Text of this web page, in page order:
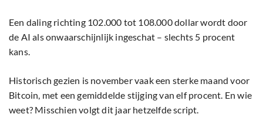
Een daling richting 102.000 tot 108.000 dollar wordt door
de AI als onwaarschijnlijk ingeschat – slechts 5 procent
kans.
Historisch gezien is november vaak een sterke maand voor
Bitcoin, met een gemiddelde stijging van elf procent. En wie
weet? Misschien volgt dit jaar hetzelfde script.